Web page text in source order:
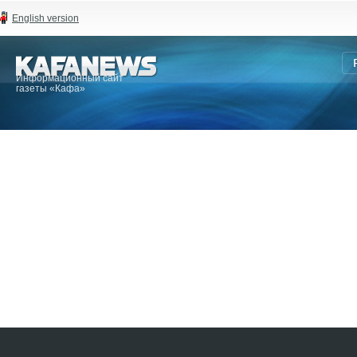
English version
Информационный сайт
газеты «Кафа»